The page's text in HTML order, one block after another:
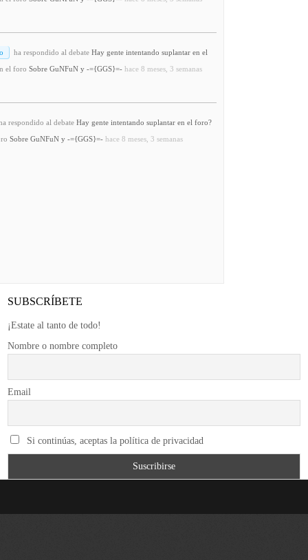
ha respondido al debate Hay gente intentando suplantar en el
el foro Sobre GuNFuN y -={GGS}=- hace 8 meses, 3 semanas
respondido al debate Hay gente intentando suplantar en el foro?
Sobre GuNFuN y -={GGS}=- hace 8 meses, 3 semanas
SUBSCRÍBETE
¡Estate al tanto de todo!
Nombre o nombre completo
Email
Si continúas, aceptas la política de privacidad